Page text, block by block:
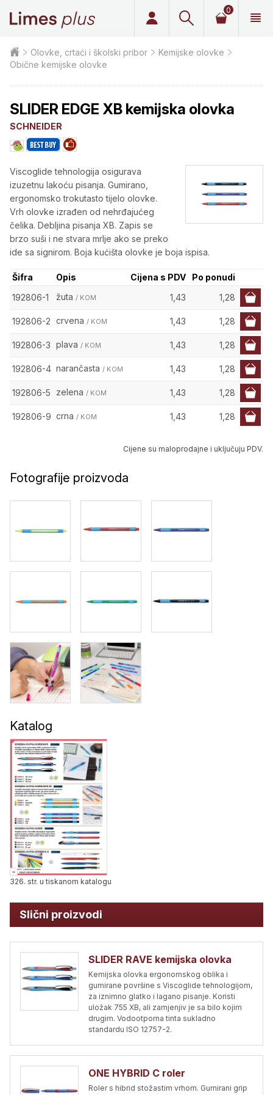
0
Olovke, crtaći i školski pribor
Kemijske olovke
Obične kemijske olovke
SLIDER EDGE XB kemijska olovka
SCHNEIDER
Viscoglide tehnologija osigurava
izuzetnu lakoću pisanja. Gumirano,
ergonomsko trokutasto tijelo olovke.
Vrh olovke izrađen od nehrđajućeg
čelika. Debljina pisanja XB. Zapis se
brzo suši i ne stvara mrlje ako se preko
ide sa signirom. Boja kućišta olovke je boja ispisa.
Šifra Opis Cijena s PDV
Po ponudi
192806-1
žuta / KOM 1,43 1,28
192806-2 crvena / KOM 1,43 1,28
192806-3 plava / KOM 1,43 1,28
192806-4 narančasta / KOM 1,43 1,28
192806-5 zelena / KOM 1,43 1,28
192806-9 crna / KOM 1,43 1,28
Cijene su maloprodajne i uključuju PDV.
Fotografije proizvoda
Katalog
326. str. u tiskanom katalogu
Slični proizvodi
SLIDER RAVE kemijska olovka
Kemijska olovka ergonomskog oblika i
gumirane površine s Viscoglide tehnologijom,
za iznimno glatko i lagano pisanje. Koristi
uložak 755 XB, ali zamjenjiv je sa bilo kojim
drugim. Vodootporna tinta sukladno
standardu ISO 12757-2.
ONE HYBRID C roler
Roler s hibrid stožastim vrhom. Gumirani grip